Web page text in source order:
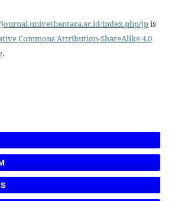
index.php/jpis
Commons Attribution-ShareAlike 4.0
.